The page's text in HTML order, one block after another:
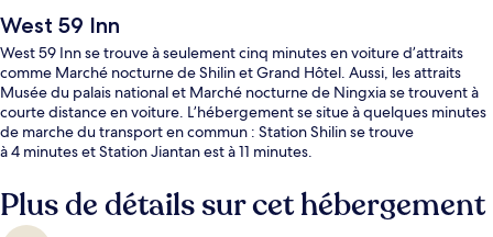
West 59 Inn
West 59 Inn se trouve à seulement cinq minutes en voiture d’attraits
comme Marché nocturne de Shilin et Grand Hôtel. Aussi, les attraits
Musée du palais national et Marché nocturne de Ningxia se trouvent à
courte distance en voiture. L’hébergement se situe à quelques minutes
de marche du transport en commun : Station Shilin se trouve
à 4 minutes et Station Jiantan est à 11 minutes.
Plus de détails sur cet hébergement